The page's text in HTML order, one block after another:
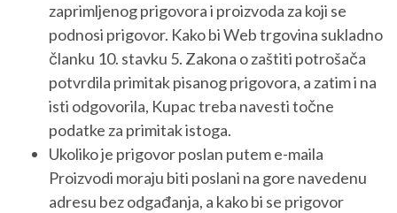
zaprimljenog prigovora i proizvoda za koji se
podnosi prigovor. Kako bi Web trgovina sukladno
članku 10. stavku 5. Zakona o zaštiti potrošača
potvrdila primitak pisanog prigovora, a zatim i na
isti odgovorila, Kupac treba navesti točne
podatke za primitak istoga.
Ukoliko je prigovor poslan putem e-maila
Proizvodi moraju biti poslani na gore navedenu
adresu bez odgađanja, a kako bi se prigovor